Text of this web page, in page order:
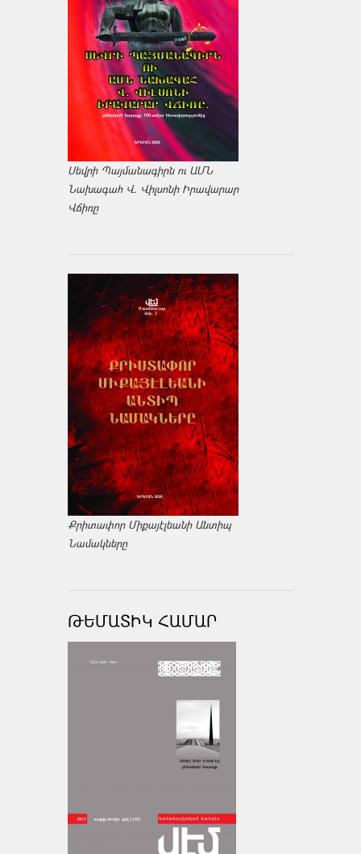
Սեվրի Պայմանագիրն ու ԱՄՆ
Նախագահ Վ. Վիլսոնի Իրավարար
Վճիռը
Քրիտափոր Միքայէլեանի Անտիպ
Նամակները
ԹԵՄԱՏԻԿ ՀԱՄԱՐ